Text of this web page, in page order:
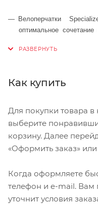
Велоперчатки
оптимальное
Мембрана Microwipe™ на
Ладонь Clarino®
11,1-11,3 см. Длина
ладони до 22-22,5 см.
Как купить
Для покупки товара
выберите
корзину. Далее
«Оформить заказ»
Когда оформляете
телефон и e-mail. Вам
уточнит условия